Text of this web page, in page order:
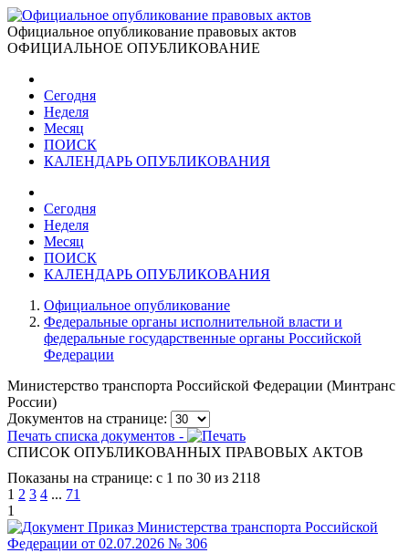
Официальное опубликование правовых актов
ОФИЦИАЛЬНОЕ ОПУБЛИКОВАНИЕ
Сегодня
Неделя
Месяц
ПОИСК
КАЛЕНДАРЬ ОПУБЛИКОВАНИЯ
Сегодня
Неделя
Месяц
ПОИСК
КАЛЕНДАРЬ ОПУБЛИКОВАНИЯ
Официальное опубликование
Федеральные органы исполнительной власти и
федеральные государственные органы Российской
Федерации
Министерство транспорта Российской Федерации (Минтранс
России)
Документов на странице:
Печать списка документов -
СПИСОК ОПУБЛИКОВАННЫХ ПРАВОВЫХ АКТОВ
Показаны на странице: с 1 по 30 из 2118
1 2 3 4 ... 71
1
Приказ Министерства транспорта Российской
Федерации от 02.07.2026 № 306